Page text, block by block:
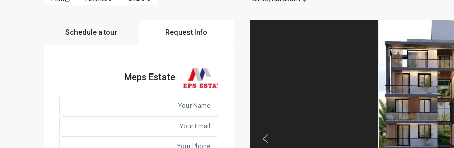
Previous
Request Info
Schedule a tour
Meps Estate